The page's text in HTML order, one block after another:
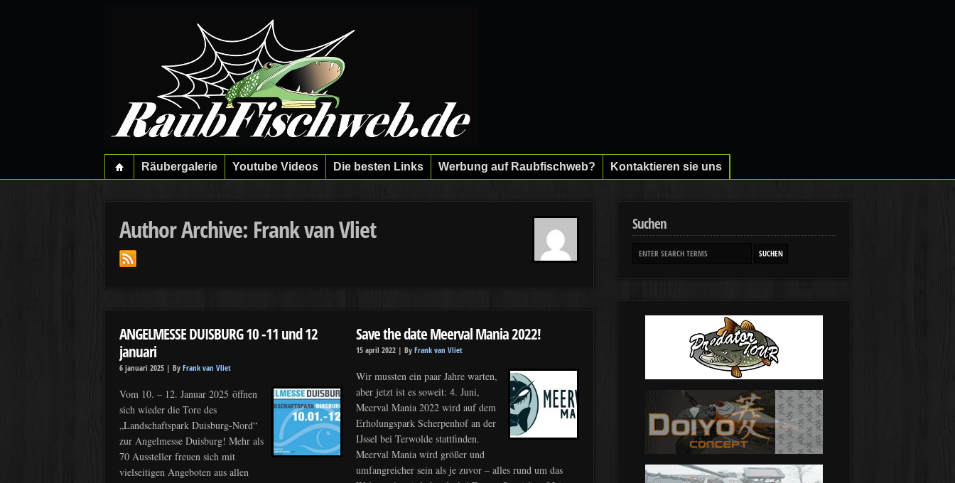
Räubergalerie Youtube Videos Die besten Links Werbung auf Raubfischweb? Kontaktieren sie uns
Author Archive: Frank van Vliet
ANGELMESSE DUISBURG 10 -11 und 12
januari
6 januari 2025 | By Frank van Vliet
Vom 10. – 12. Januar 2025 öffnen
sich wieder die Tore des
„Landschaftspark Duisburg-Nord“
zur Angelmesse Duisburg! Mehr als
70 Aussteller freuen sich mit
vielseitigen Angeboten aus allen
Save the date Meerval Mania 2022!
15 april 2022 |ByFrank van Vliet
Wir mussten ein paar Jahre warten,
aber jetzt ist es soweit: 4. Juni,
Meerval Mania 2022 wird auf dem
Erholungspark Scherpenhof an der
IJssel bei Terwolde stattfinden.
Meerval Mania wird größer und
umfangreicher sein als je zuvor – alles rund um das
Suchen